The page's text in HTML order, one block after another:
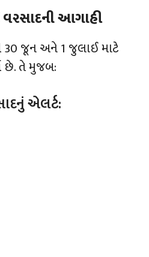
આગાહી
30 જૂન અને 1 જુલાઈ માટે
છે. તે મુજબ:
એલર્ટ: